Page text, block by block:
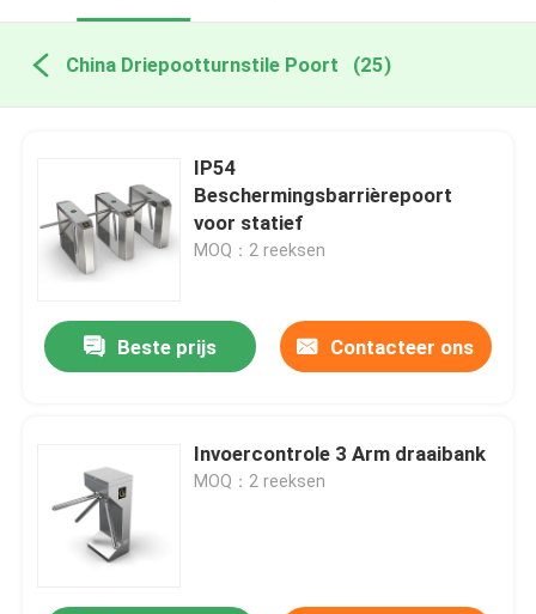
China Driepootturnstile Poort (25)
IP54
Beschermingsbarrièrepoort
voor statief
MOQ：2 reeksen
Beste prijs Contacteer ons
Invoercontrole 3 Arm draaibank
MOQ：2 reeksen